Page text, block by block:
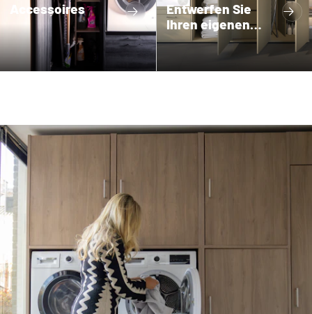
Accessoires
Entwerfen Sie
Ihren eigenen
Schrank